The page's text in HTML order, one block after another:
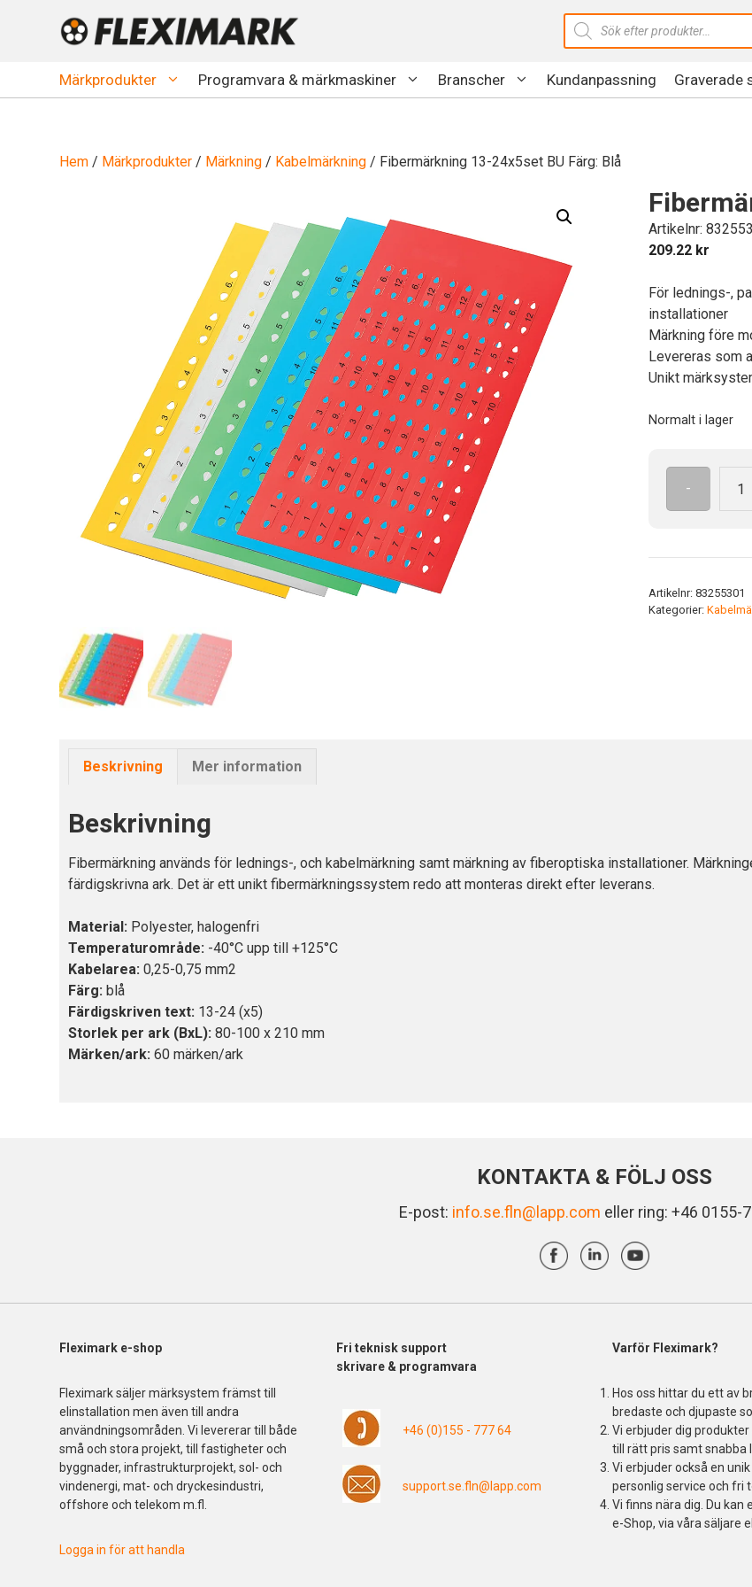
Produktsökning
Märkprodukter Programvara & märkmaskiner Branscher Kundanpassning Graverade
Hem / Märkprodukter / Märkning / Kabelmärkning / Fibermärkning 13-24x5set BU Färg: Blå
Artikelnr:
209.22 kr
För lednings-,
installationer
Märkning före
Levereras som
Unikt
Normalt i lager
-
Fibermärkning
BU
Blå
Artikelnr: 83255301
Kategorier:
Beskrivning Mer information
Beskrivning
Fibermärkning används för lednings-, och kabelmärkning samt märkning av fiberoptiska installationer.
färdigskrivna ark. Det är ett unikt fibermärkningssystem redo att monteras direkt efter leverans.
Material: Polyester, halogenfri
Temperaturområde: -40°C upp till +125°C
Kabelarea: 0,25-0,75 mm2
Färg: blå
Färdigskriven text: 13-24 (x5)
Storlek per ark (BxL): 80-100 x 210 mm
Märken/ark: 60 märken/ark
KONTAKTA & FÖLJ OSS
E-post: info.se.fln@lapp.com eller ring: +46 0155-
Fleximark e-shop
Fleximark säljer märksystem främst till
elinstallation men även till andra
användningsområden. Vi levererar till både
små och stora projekt, till fastigheter och
byggnader, infrastrukturprojekt, sol- och
vindenergi, mat- och dryckesindustri,
offshore och telekom m.fl.
Logga in för att handla
Fri teknisk support
skrivare & programvara
+46 (0)155 - 777 64
support.se.fln@lapp.com
Varför Fleximark?
Hos oss hittar du ett av
bredaste och djupaste
Vi erbjuder dig
till rätt pris samt snabba
Vi erbjuder också en
personlig service och fri
Vi finns nära dig. Du kan
e-Shop, via våra säljare